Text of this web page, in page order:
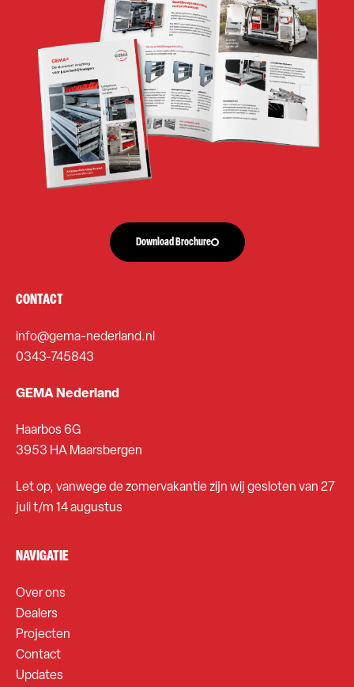
Download Brochure
CONTACT
info@gema-nederland.nl
0343-745843
GEMA Nederland
Haarbos 6G
3953 HA Maarsbergen
Let op, vanwege de zomervakantie zijn wij gesloten van 27
juli t/m 14 augustus
NAVIGATIE
Over ons
Dealers
Projecten
Contact
Updates